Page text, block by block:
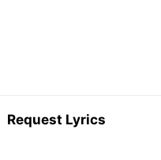
Request Lyrics